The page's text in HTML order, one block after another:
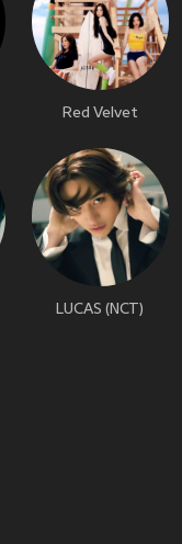
Red Velvet
LUCAS (NCT)